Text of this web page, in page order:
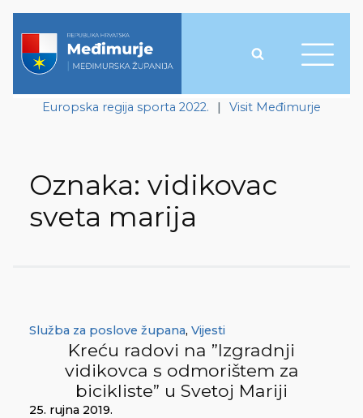
Europska regija sporta 2022. | Visit Međimurje
Oznaka: vidikovac
sveta marija
Služba za poslove župana, Vijesti
Kreću radovi na ”Izgradnji
vidikovca s odmorištem za
bicikliste” u Svetoj Mariji
25. rujna 2019.